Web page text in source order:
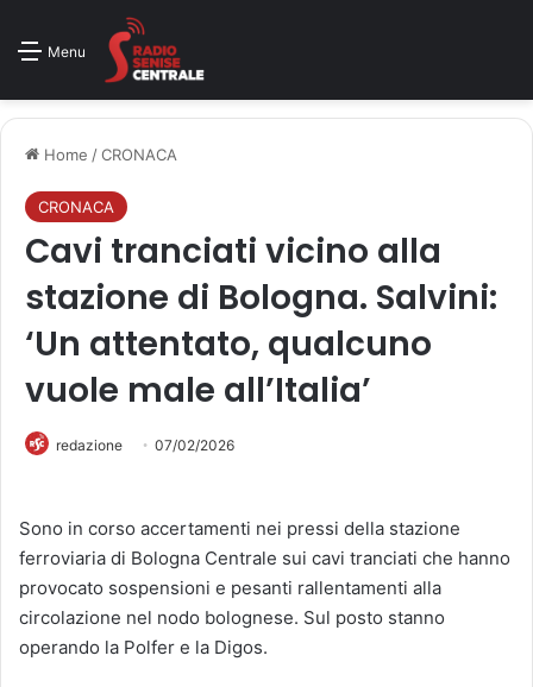
Menu
Home /CRONACA
CRONACA
Cavi tranciati vicino alla
stazione di Bologna. Salvini:
‘Un attentato, qualcuno
vuole male all’Italia’
redazione 07/02/2026
Sono in corso accertamenti nei pressi della stazione
ferroviaria di Bologna Centrale sui cavi tranciati che hanno
provocato sospensioni e pesanti rallentamenti alla
circolazione nel nodo bolognese. Sul posto stanno
operando la Polfer e la Digos.